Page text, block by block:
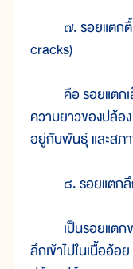
๗. รอยแตกตื้น
cracks)
คือ รอยแตกเล็
ความยาวของปล้อ
อยู่กับพันธุ์ และสภ
๘. รอยแตกลึก
เป็นรอยแตกข
ลึกเข้าไปในเนื้ออ้